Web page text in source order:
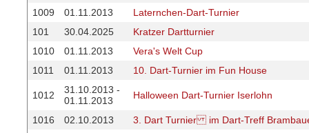
1009 01.11.2013
Laternchen-Dart-Turnier
101
30.04.2025
Kratzer Dartturnier
1010
01.11.2013
Vera's Welt Cup
1011
01.11.2013 10. Dart-Turnier im Fun House
1012
31.10.2013 -
01.11.2013
Halloween Dart-Turnier Iserlohn
1016 02.10.2013 3. Dart Turnier im Dart-Treff